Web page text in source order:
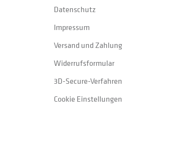
Datenschutz
Impressum
Versand und Zahlung
Widerrufsformular
3D-Secure-Verfahren
Cookie Einstellungen